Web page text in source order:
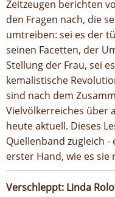
Zeitzeugen berichten
den Fragen nach, die
umtreiben: sei es der
seinen Facetten, der
Stellung der Frau, sei
kemalistische
sind nach dem
Vielvölkerreiches über
heute aktuell. Dieses
Quellenband zugleich -
erster Hand, wie es sie
Verschleppt: Linda